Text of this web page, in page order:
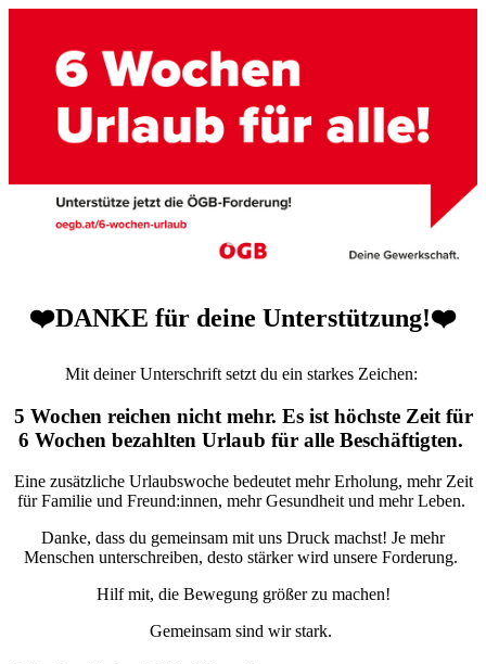
❤️DANKE für deine Unterstützung!❤️
Mit deiner Unterschrift setzt du ein starkes Zeichen:
5 Wochen reichen nicht mehr. Es ist höchste Zeit für
6 Wochen bezahlten Urlaub für alle Beschäftigten.
Eine zusätzliche Urlaubswoche bedeutet mehr Erholung, mehr Zeit
für Familie und Freund:innen, mehr Gesundheit und mehr Leben.
Danke, dass du gemeinsam mit uns Druck machst! Je mehr
Menschen unterschreiben, desto stärker wird unsere Forderung.
Hilf mit, die Bewegung größer zu machen!
Gemeinsam sind wir stark.